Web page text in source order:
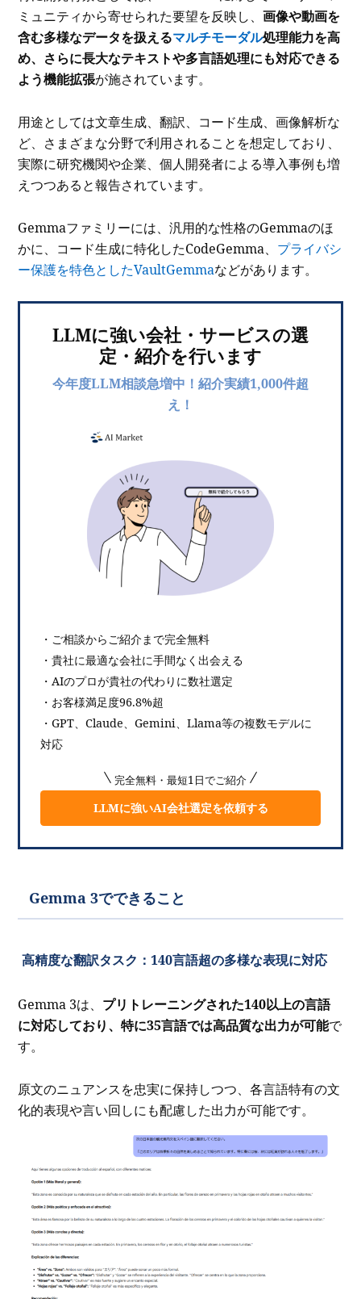
ミュニティから寄せられた要望を反映し、画像や動画を
含む多様なデータを扱えるマルチモーダル処理能力を高
め、さらに長大なテキストや多言語処理にも対応できる
よう機能拡張が施されています。
用途としては文章生成、翻訳、コード生成、画像解析な
ど、さまざまな分野で利用されることを想定しており、
実際に研究機関や企業、個人開発者による導入事例も増
えつつあると報告されています。
Gemmaファミリーには、汎用的な性格のGemmaのほ
かに、コード生成に特化したCodeGemma、 プライバシ
ー保護を特色としたVaultGemmaなどがあります。
LLMに強い会社・サービスの選
定・紹介を行います
今年度LLM相談急増中！紹介実績1,000件超
え！
・ご相談からご紹介まで完全無料
・貴社に最適な会社に手間なく出会える
・AIのプロが貴社の代わりに数社選定
・お客様満足度96.8%超
・GPT、Claude、Gemini、Llama等の複数モデルに
対応
完全無料・最短1日でご紹介
LLMに強いAI会社選定を依頼する
Gemma 3でできること
高精度な翻訳タスク：140言語超の多様な表現に対応
Gemma 3は、 プリトレーニングされた140以上の言語
に対応しており、特に35言語では高品質な出力が可能で
す。
原文のニュアンスを忠実に保持しつつ、各言語特有の文
化的表現や言い回しにも配慮した出力が可能です。